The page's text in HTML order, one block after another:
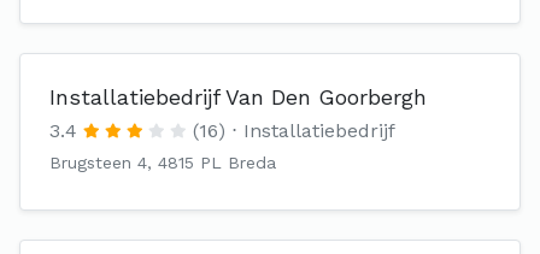
Installatiebedrijf Van Den Goorbergh
3.4 (16) Installatiebedrijf
Brugsteen 4, 4815 PL Breda